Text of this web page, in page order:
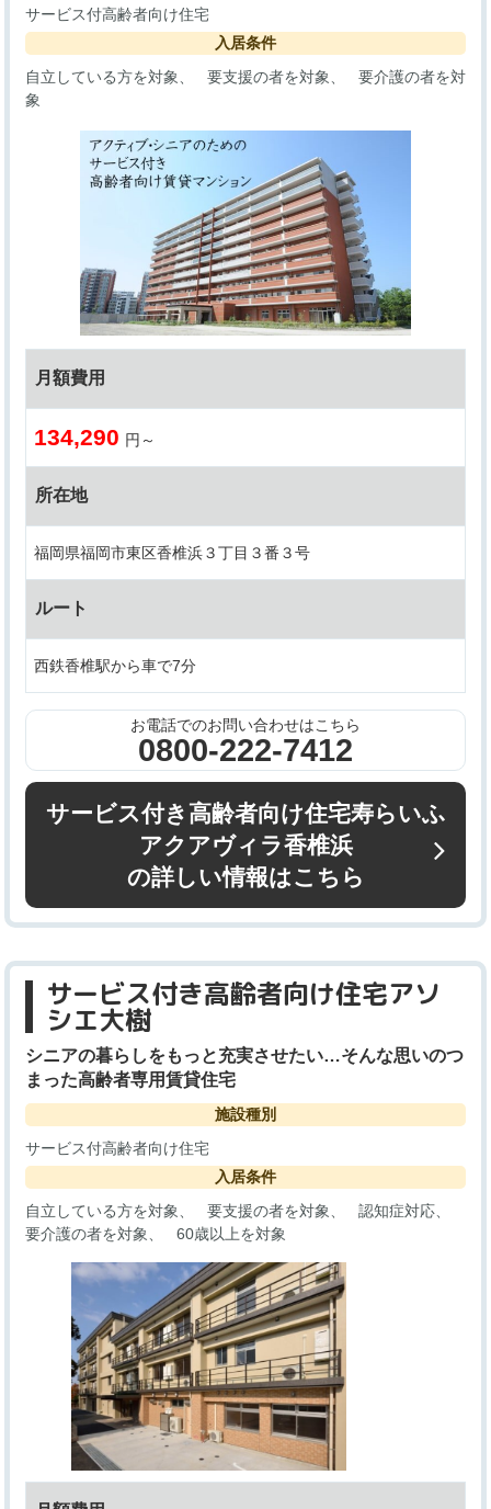
サービス付高齢者向け住宅
入居条件
自立している方を対象
要支援の者を対象
要介護の者を対
象
月額費用
134,290 円～
所在地
福岡県福岡市東区香椎浜３丁目３番３号
ルート
西鉄香椎駅から車で7分
お電話でのお問い合わせはこちら
0800-222-7412
サービス付き高齢者向け住宅寿らいふ
アクアヴィラ香椎浜
の詳しい情報はこちら
サービス付き高齢者向け住宅アソ
シエ大樹
シニアの暮らしをもっと充実させたい…そんな思いのつ
まった高齢者専用賃貸住宅
施設種別
サービス付高齢者向け住宅
入居条件
自立している方を対象
要支援の者を対象
認知症対応
要介護の者を対象
60歳以上を対象